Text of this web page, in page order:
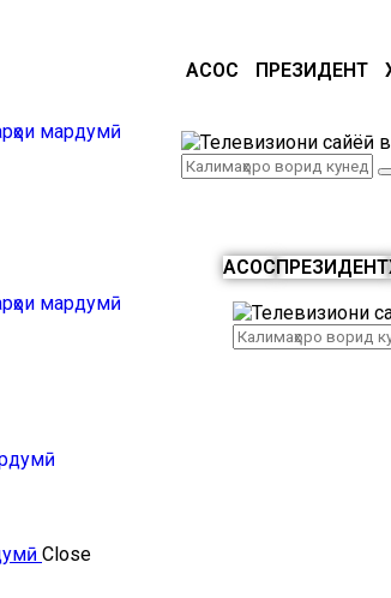
АСОСӢ ПРЕЗИДЕНТ
АСОСӢПРЕЗИДЕНТ
Close